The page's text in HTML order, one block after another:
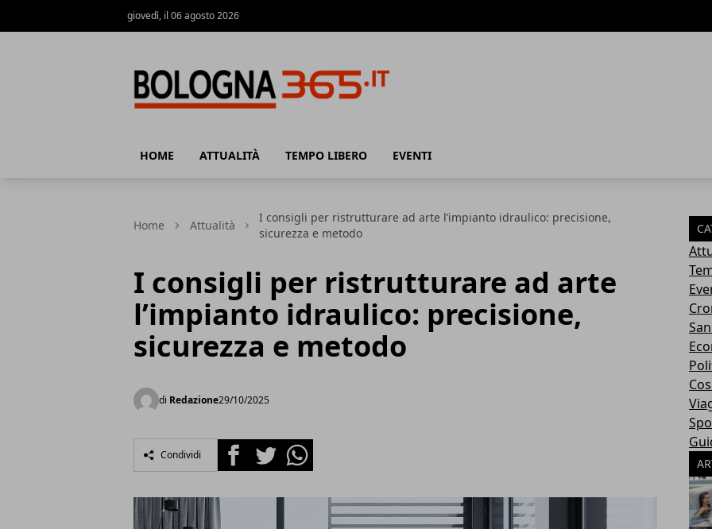
giovedì, il 06 agosto 2026
HOME ATTUALITÀ TEMPO LIBERO EVENTI
Home Attualità
I consigli per ristrutturare ad arte l’impianto idraulico: precisione,
sicurezza e metodo
I consigli per ristrutturare ad arte
l’impianto idraulico: precisione,
sicurezza e metodo
di Redazione29/10/2025
Condividi FacebookTwitterWhatsapp